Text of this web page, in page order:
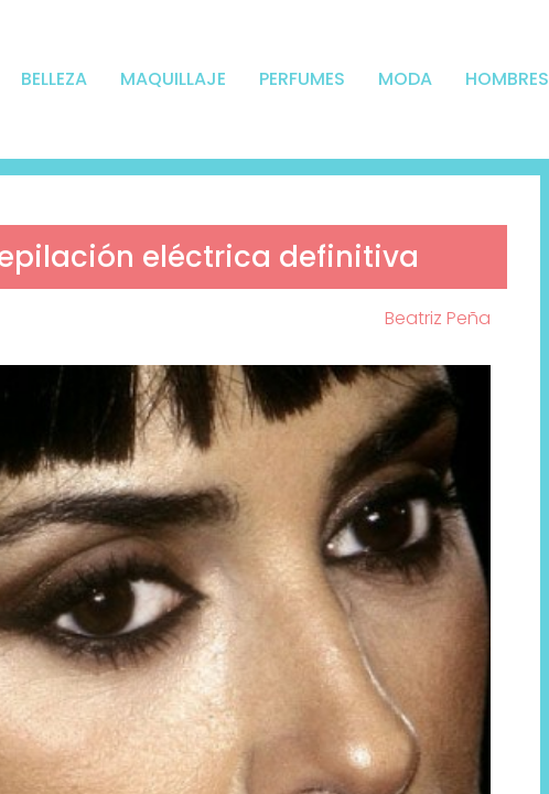
BELLEZA MAQUILLAJE PERFUMES MODA HOMBRES
eléctrica definitiva
Beatriz Peña